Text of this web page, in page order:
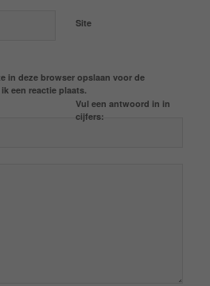
Site
in deze browser opslaan voor de
een reactie plaats.
Vul een antwoord in in
cijfers: